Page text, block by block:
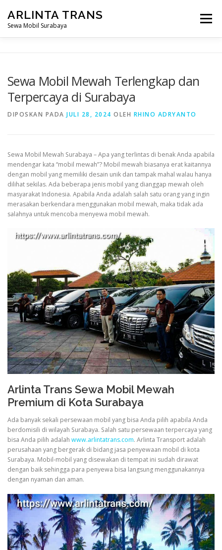
konten
ARLINTA TRANS
Sewa Mobil Surabaya
Menu
ARMADA MOBIL
Sewa Mobil Mewah Terlengkap dan
Terpercaya di Surabaya
DIPOSKAN PADA JULI 28, 2024 OLEH RHINO ADRYANTO
Sewa Mobil Mewah Surabaya – Apa yang terlintas di benak Anda apabila
mendengar kata “mobil mewah”? Mobil mewah biasanya erat kaitannya
dengan mobil yang memiliki desain unik dan tampak mahal walau hanya
dilihat sekilas. Ada beberapa jenis mobil yang dianggap mewah oleh
masyarakat Indonesia. Apabila Anda adalah salah satu orang yang ingin
merasakan berkendara menggunakan mobil mewah, maka tidak ada
salahnya untuk mencoba menyewa mobil mewah.
Arlinta Trans Sewa Mobil Mewah
Premium di Kota Surabaya
Ada banyak sekali persewaan mobil yang bisa Anda pilih apabila Anda
berdomisili di wilayah Surabaya. Salah satu persewaan terpercaya yang
bisa Anda pilih adalah www.arlintatrans.com. Arlinta Transport adalah
perusahaan yang bergerak di bidang jasa penyewaan mobil di kota
Surabaya. Mobil-mobil yang disewakan di tempat ini sudah dirawat
dengan baik sehingga para penyewa bisa langsung menggunakannya
dengan nyaman dan aman.